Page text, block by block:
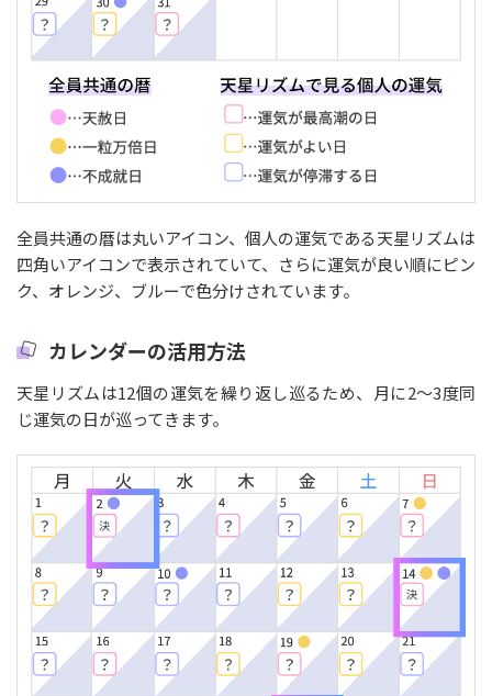
全員共通の暦は丸いアイコン、個人の運気である天星リズムは
四角いアイコンで表示されていて、さらに運気が良い順にピン
ク、オレンジ、ブルーで色分けされています。
カレンダーの活用方法
天星リズムは12個の運気を繰り返し巡るため、月に2〜3度同
じ運気の日が巡ってきます。